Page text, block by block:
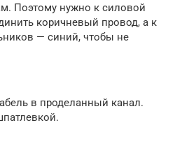
Поэтому нужно к силовой
коричневый провод, а к
— синий, чтобы не
в проделанный канал.